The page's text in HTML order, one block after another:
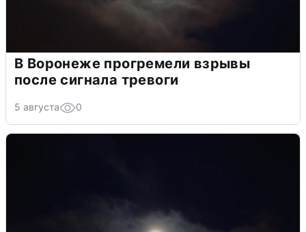
В Воронеже прогремели взрывы
после сигнала тревоги
5 августа 0